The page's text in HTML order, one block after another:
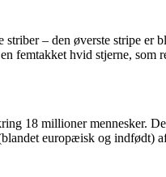
striber – den øverste stripe er
femtakket hvid stjerne, som
18 millioner mennesker.
europæisk og indfødt)